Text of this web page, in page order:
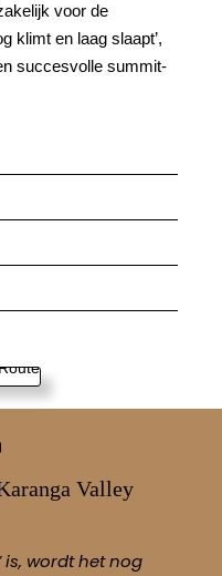
voor de
klimt en laag slaapt’,
succesvolle summit-
Valley
is, wordt het nog